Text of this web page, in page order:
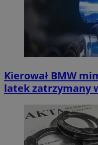
Kierował BMW
latek zatrzymany